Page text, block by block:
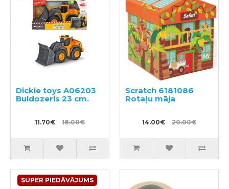
Dickie toys A06203
Buldozeris 23 cm.
11.70€ 18.00€
Scratch 6181086
Rotaļu māja
14.00€ 20.00€
SUPER PIEDĀVĀJUMS